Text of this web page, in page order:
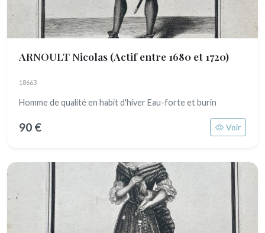
ARNOULT Nicolas (Actif entre 1680 et 1720)
18663
Homme de qualité en habit d'hiver Eau-forte et burin
90 € Voir